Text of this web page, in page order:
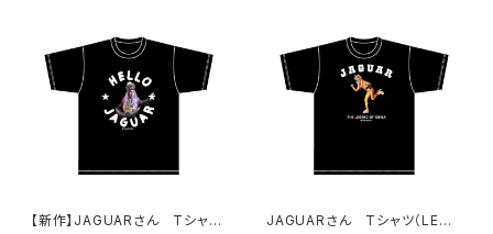
【新作】JAGUARさん Tシャツ
JAGUARさん Tシャツ（LEGE